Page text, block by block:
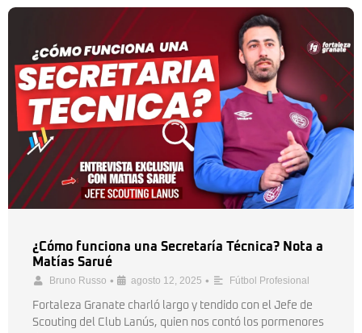
¿Cómo funciona una Secretaría Técnica? Nota a
Matías Sarué
Bruno Russo • agosto 12, 2025 • Fútbol Profesional
Fortaleza Granate charló largo y tendido con el Jefe de
Scouting del Club Lanús, quien nos contó los pormenores